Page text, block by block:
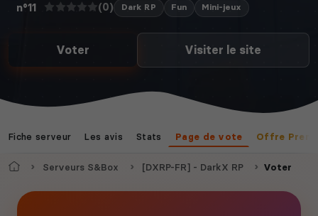
n°11 (0) Dark RP Fun Mini-jeux
Voter Visiter le site
Fiche serveur Les avis Stats Page de vote Offre
AccueilServeurs S&Box [DXRP-FR] - DarkX RP Voter